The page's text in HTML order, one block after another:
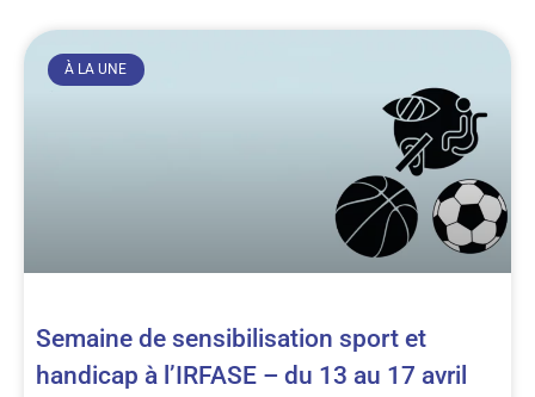
À LA UNE
Semaine de sensibilisation sport et
handicap à l’IRFASE – du 13 au 17 avril